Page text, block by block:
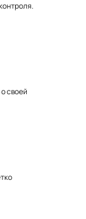
своей